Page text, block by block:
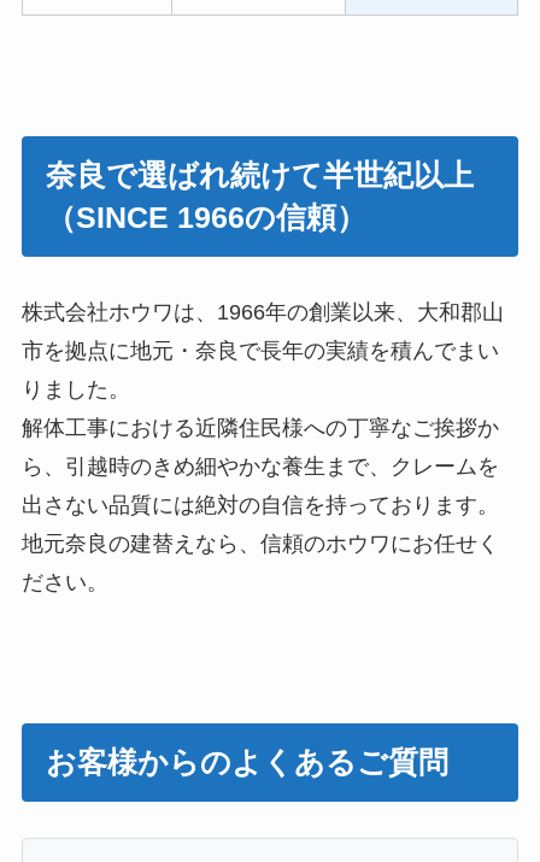
奈良で選ばれ続けて半世紀以上
（SINCE 1966の信頼）
株式会社ホウワは、1966年の創業以来、大和郡山
市を拠点に地元・奈良で長年の実績を積んでまい
りました。
解体工事における近隣住民様への丁寧なご挨拶か
ら、引越時のきめ細やかな養生まで、クレームを
出さない品質には絶対の自信を持っております。
地元奈良の建替えなら、信頼のホウワにお任せく
ださい。
お客様からのよくあるご質問